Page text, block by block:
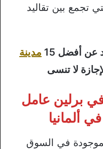
تجمع بين تقاليد
أفضل 15
مدينة
لا تنسى
في برلين عامل
ألمانيا
في السوق